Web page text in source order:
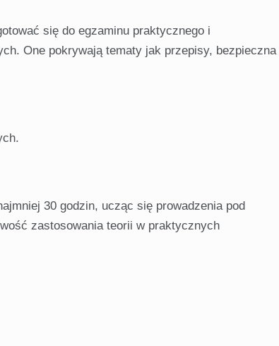
się do egzaminu praktycznego i
One pokrywają tematy jak przepisy, bezpieczna
30 godzin, ucząc się prowadzenia pod
zastosowania teorii w praktycznych